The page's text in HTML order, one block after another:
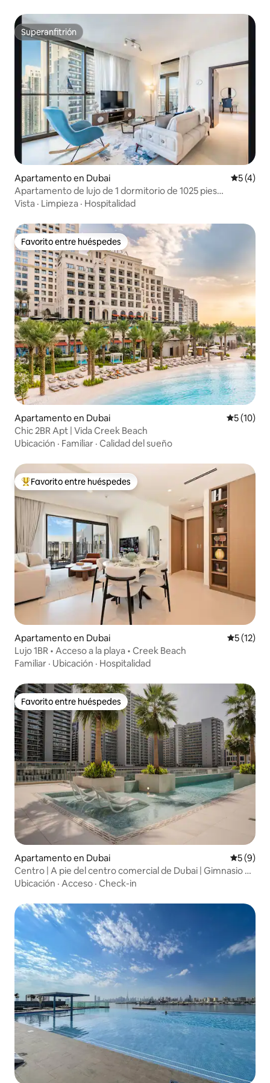
Superanfitrión
Superanfitrión
Apartamento en Dubai
5 (4)
Apartamento de lujo de 1 dormitorio de 1025 pies
cuadrados en el piso 29
Vista · Limpieza · Hospitalidad
Favorito entre huéspedes
Favorito entre huéspedes
Apartamento en Dubai
5 (10)
Chic 2BR Apt | Vida Creek Beach
Ubicación · Familiar · Calidad del sueño
Favorito entre huéspedes preferido
Favorito entre huéspedes
Apartamento en Dubai
5 (12)
Lujo 1BR • Acceso a la playa • Creek Beach
Familiar · Ubicación · Hospitalidad
Favorito entre huéspedes
Favorito entre huéspedes
Apartamento en Dubai
5 (9)
Centro | A pie del centro comercial de Dubai | Gimnasio y
piscina
Ubicación · Acceso · Check-in